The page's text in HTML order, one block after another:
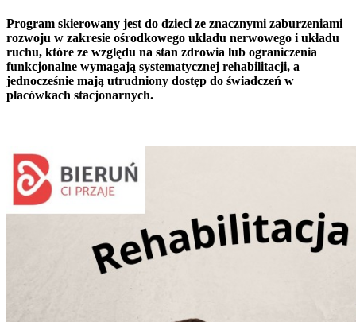
Program skierowany jest do dzieci ze znacznymi zaburzeniami
rozwoju w zakresie ośrodkowego układu nerwowego i układu
ruchu, które ze względu na stan zdrowia lub ograniczenia
funkcjonalne wymagają systematycznej rehabilitacji, a
jednocześnie mają utrudniony dostęp do świadczeń w
placówkach stacjonarnych.